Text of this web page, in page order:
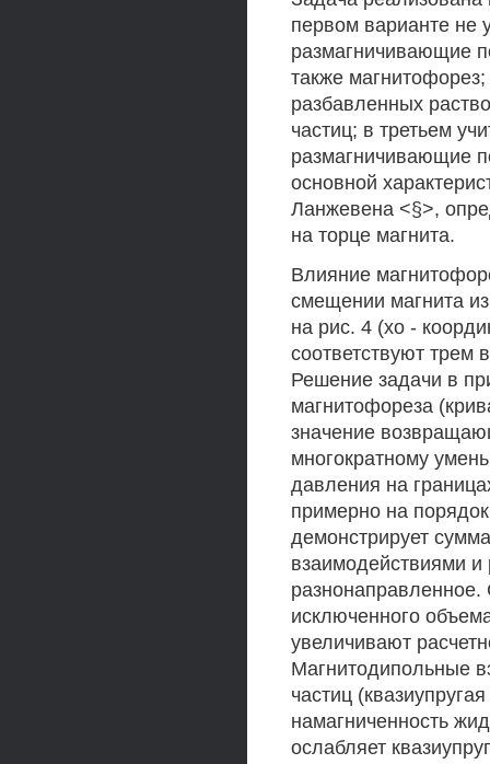
первом варианте не
размагничивающие
также
разбавленных
частиц; в третьем
размагничивающие
основной
Ланжевена <§>,
на торце магнита.
Влияние
смещении магнита
на рис. 4 (хо -
соответствуют
Решение задачи в
магнитофореза
значение
многократному
давления на
примерно на
демонстрирует
взаимодействиями
исключенного
увеличивают
Магнитодипольные
частиц
намагниченность
ослабляет